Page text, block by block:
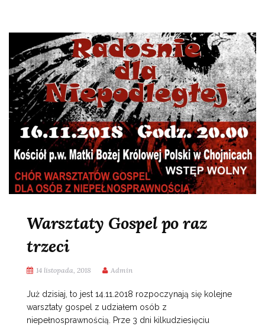
Warsztaty Gospel po raz
trzeci
14 listopada, 2018 Admin
Już dzisiaj, to jest 14.11.2018 rozpoczynają się kolejne
warsztaty gospel z udziałem osób z
niepełnosprawnością. Prze 3 dni kilkudziesięciu